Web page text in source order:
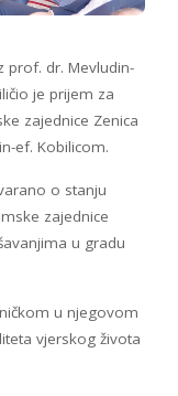
prof. dr. Mevludin-
je prijem za
zajednice Zenica
ef. Kobilicom.
o stanju
zajednice
u gradu
u njegovom
vjerskog života